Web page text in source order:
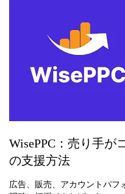
WisePPC：売り手が
の支援方法
広告、販売、アカウントパフ